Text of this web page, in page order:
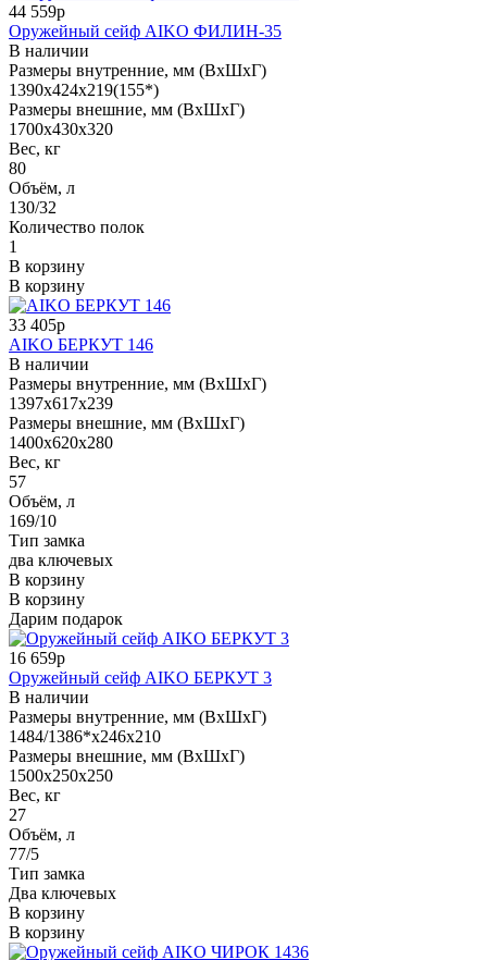
44 559р
Оружейный сейф AIKO ФИЛИН-35
В наличии
Размеры внутренние, мм (ВхШхГ)
1390x424x219(155*)
Размеры внешние, мм (ВхШхГ)
1700x430x320
Вес, кг
80
Объём, л
130/32
Количество полок
1
В корзину
В корзину
33 405р
AIKO БЕРКУТ 146
В наличии
Размеры внутренние, мм (ВхШхГ)
1397x617x239
Размеры внешние, мм (ВхШхГ)
1400x620x280
Вес, кг
57
Объём, л
169/10
Тип замка
два ключевых
В корзину
В корзину
Дарим подарок
16 659р
Оружейный сейф AIKO БЕРКУТ 3
В наличии
Размеры внутренние, мм (ВхШхГ)
1484/1386*x246x210
Размеры внешние, мм (ВхШхГ)
1500x250x250
Вес, кг
27
Объём, л
77/5
Тип замка
Два ключевых
В корзину
В корзину